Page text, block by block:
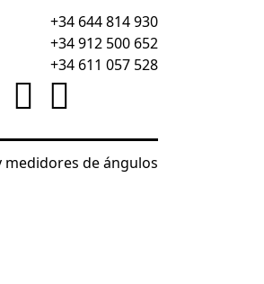
+34 644 814 930
+34 912 500 652
+34 611 057 528
medidores de ángulos